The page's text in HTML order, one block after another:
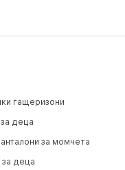
гащеризони
деца
за момчета
деца